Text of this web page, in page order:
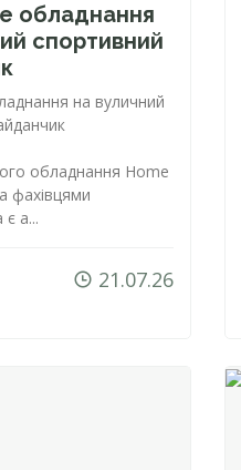
обладнання
спортивний
на вуличний
обладнання Home
фахівцями
є а...
21.07.26